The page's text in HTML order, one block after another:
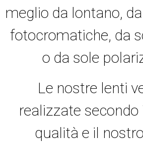
meglio da lontano,
fotocromatiche, da
o da sole
Le nostre lenti
realizzate
qualità e il